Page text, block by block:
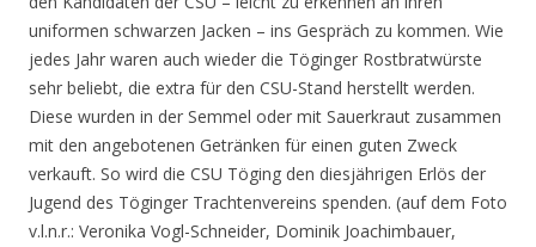
uniformen schwarzen Jacken – ins Gespräch zu kommen. Wie
jedes Jahr waren auch wieder die Töginger Rostbratwürste
sehr beliebt, die extra für den CSU-Stand herstellt werden.
Diese wurden in der Semmel oder mit Sauerkraut zusammen
mit den angebotenen Getränken für einen guten Zweck
verkauft. So wird die CSU Töging den diesjährigen Erlös der
Jugend des Töginger Trachtenvereins spenden. (auf dem Foto
v.l.n.r.: Veronika Vogl-Schneider, Dominik Joachimbauer,